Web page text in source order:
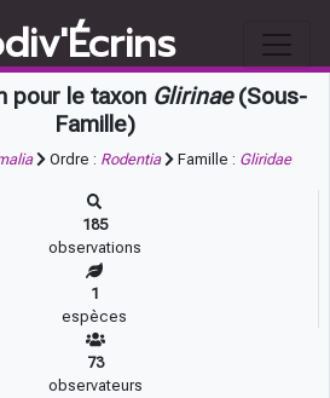
pour le taxon Glirinae(Sous-
Famille)
Ordre : Rodentia Famille : Gliridae
185
observations
1
espèces
73
observateurs